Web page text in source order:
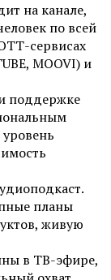
на канале,
по всей
сервисах
MOOVI) и
поддержке
планы
живую
в ТВ-эфире,